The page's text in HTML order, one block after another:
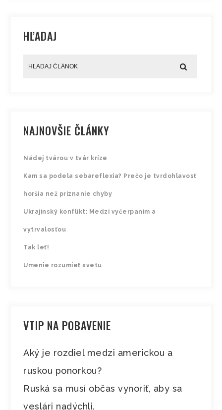
HĽADAJ
NAJNOVŠIE ČLÁNKY
Nádej tvárou v tvár kríze
Kam sa podela sebareflexia? Prečo je tvrdohlavosť
horšia než priznanie chyby
Ukrajinský konflikt: Medzi vyčerpaním a
vytrvalosťou
Tak leť!
Umenie rozumieť svetu
VTIP NA POBAVENIE
Aký je rozdiel medzi americkou a
ruskou ponorkou?
Ruská sa musí občas vynoriť, aby sa
veslári nadýchli.